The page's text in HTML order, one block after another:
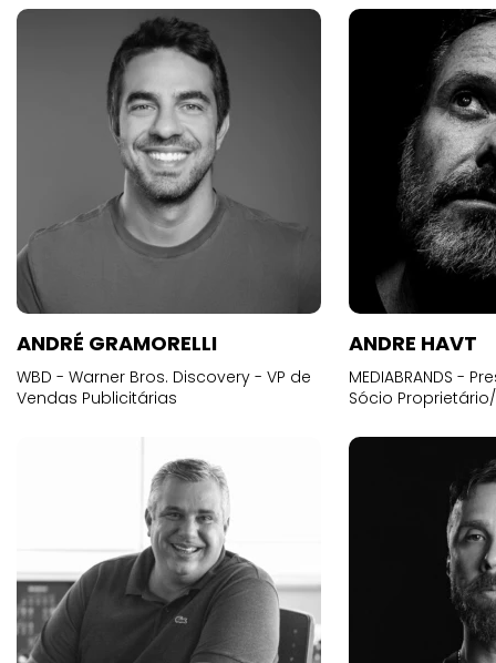
ANDRÉ GRAMORELLI
WBD - Warner Bros. Discovery - VP de
Vendas Publicitárias
ANDRE HAVT
MEDIABRANDS -
Sócio